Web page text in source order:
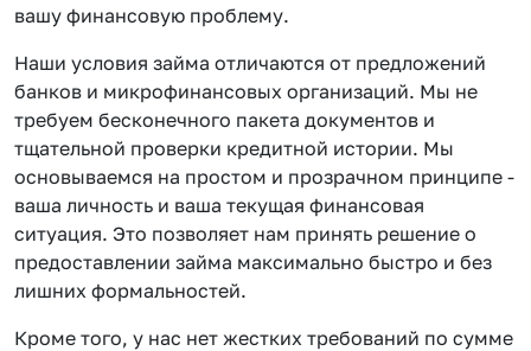
вашу финансовую проблему.
Наши условия займа отличаются от предложений
банков и микрофинансовых организаций. Мы не
требуем бесконечного пакета документов и
тщательной проверки кредитной истории. Мы
основываемся на простом и прозрачном принципе -
ваша личность и ваша текущая финансовая
ситуация. Это позволяет нам принять решение о
предоставлении займа максимально быстро и без
лишних формальностей.
Кроме того, у нас нет жестких требований по сумме